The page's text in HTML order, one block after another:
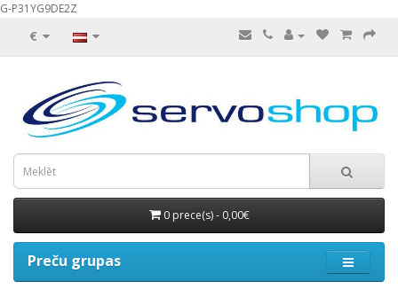
G-P31YG9DE2Z
€
0 prece(s) - 0,00€
Preču grupas